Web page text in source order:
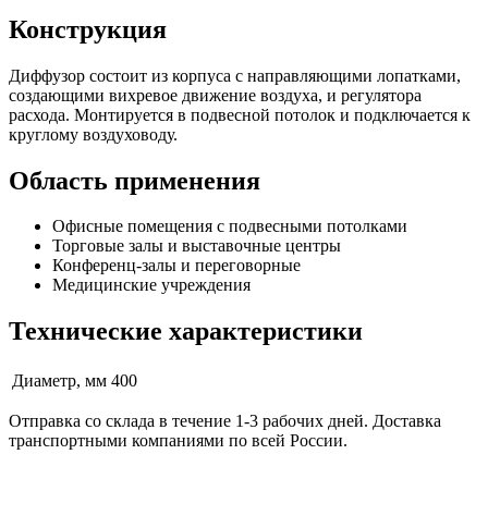
Конструкция
Диффузор состоит из корпуса с направляющими лопатками,
создающими вихревое движение воздуха, и регулятора
расхода. Монтируется в подвесной потолок и подключается к
круглому воздуховоду.
Область применения
Офисные помещения с подвесными потолками
Торговые залы и выставочные центры
Конференц-залы и переговорные
Медицинские учреждения
Технические характеристики
Диаметр, мм 400
Отправка со склада в течение 1-3 рабочих дней. Доставка
транспортными компаниями по всей России.